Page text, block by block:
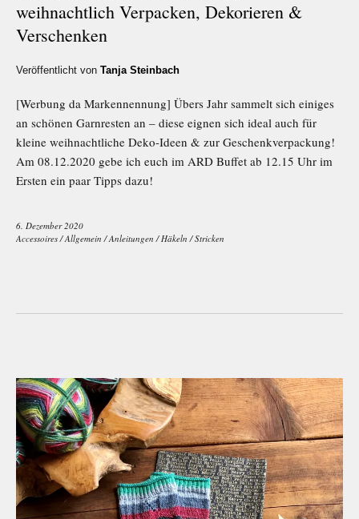
weihnachtlich Verpacken, Dekorieren &
Verschenken
Veröffentlicht von Tanja Steinbach
[Werbung da Markennennung] Übers Jahr sammelt sich einiges
an schönen Garnresten an – diese eignen sich ideal auch für
kleine weihnachtliche Deko-Ideen & zur Geschenkverpackung!
Am 08.12.2020 gebe ich euch im ARD Buffet ab 12.15 Uhr im
Ersten ein paar Tipps dazu!
6. Dezember 2020
Accessoires /Allgemein /Anleitungen / Häkeln /Stricken